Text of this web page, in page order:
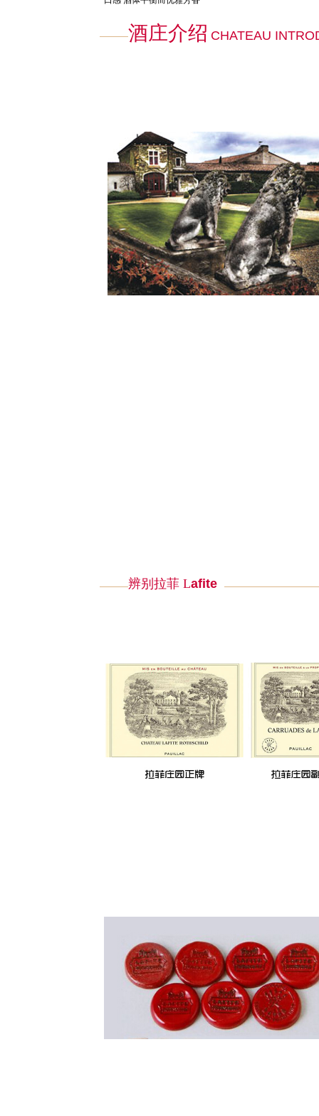
酒庄介绍 CHATEAU
辨别拉菲 Lafite